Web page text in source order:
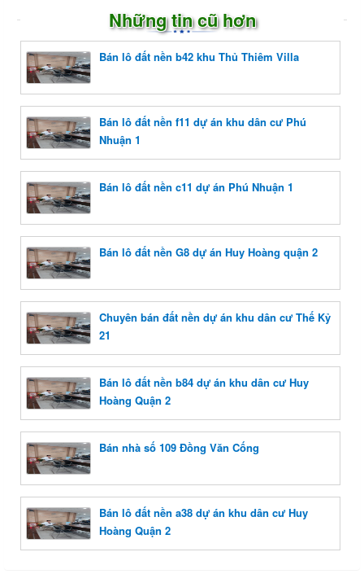
Những tin cũ hơn
Bán lô đất nền b42 khu Thủ Thiêm Villa
Bán lô đất nền f11 dự án khu dân cư Phú
Nhuận 1
Bán lô đất nền c11 dự án Phú Nhuận 1
Bán lô đất nền G8 dự án Huy Hoàng quận 2
Chuyên bán đất nền dự án khu dân cư Thế Kỷ
21
Bán lô đất nền b84 dự án khu dân cư Huy
Hoàng Quận 2
Bán nhà số 109 Đồng Văn Cống
Bán lô đất nền a38 dự án khu dân cư Huy
Hoàng Quận 2